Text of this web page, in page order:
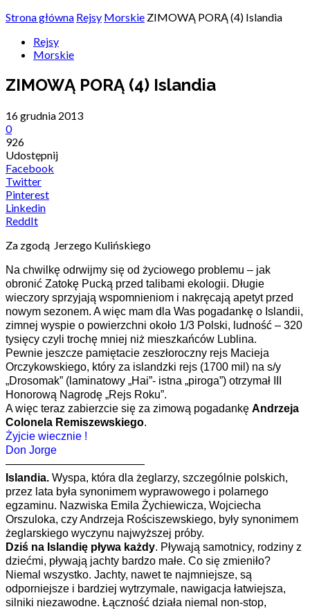
Strona główna Rejsy Morskie ZIMOWĄ PORĄ (4) Islandia
Rejsy
Morskie
ZIMOWĄ PORĄ (4) Islandia
16 grudnia 2013
0
926
Udostępnij
Facebook
Twitter
Pinterest
Linkedin
ReddIt
Za zgodą Jerzego Kulińskiego
Na chwilkę odrwijmy się od życiowego problemu – jak
obronić Zatokę Pucką przed talibami ekologii. Długie
wieczory sprzyjają wspomnieniom i nakręcają apetyt przed
nowym sezonem. A więc mam dla Was pogadankę o Islandii,
zimnej wyspie o powierzchni około 1/3 Polski, ludność – 320
tysięcy czyli trochę mniej niż mieszkańców Lublina.
Pewnie jeszcze pamiętacie zeszłoroczny rejs Macieja
Orczykowskiego, który za islandzki rejs (1700 mil) na s/y
„Drosomak” (laminatowy „Hai”- istna „piroga”) otrzymał III
Honorową Nagrodę „Rejs Roku”.
Awięc teraz zabierzcie się za zimową pogadankę Andrzeja
Colonela Remiszewskiego.
Żyjcie wiecznie !
Don Jorge
————————————–
Islandia. Wyspa, która dla żeglarzy, szczególnie polskich,
przez lata była synonimem wyprawowego i polarnego
egzaminu. Nazwiska Emila Żychiewicza, Wojciecha
Orszuloka, czy Andrzeja Rościszewskiego, były synonimem
żeglarskiego wyczynu najwyższej próby.
Dziś na Islandię pływa każdy. Pływają samotnicy, rodziny z
dziećmi, pływają jachty bardzo małe. Co się zmieniło?
Niemal wszystko. Jachty, nawet te najmniejsze, są
odporniejsze i bardziej wytrzymale, nawigacja łatwiejsza,
silniki niezawodne. Łączność działa niemal non-stop,